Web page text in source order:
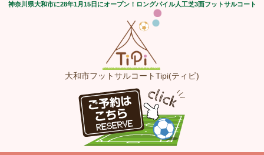
神奈川県大和市に28年1月15日にオープン！ロングパイル人工芝3面フットサルコート
大和市フットサルコートTipi(ティピ)